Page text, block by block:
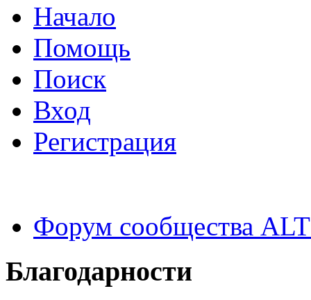
Начало
Помощь
Поиск
Вход
Регистрация
Форум сообщества
Благодарности